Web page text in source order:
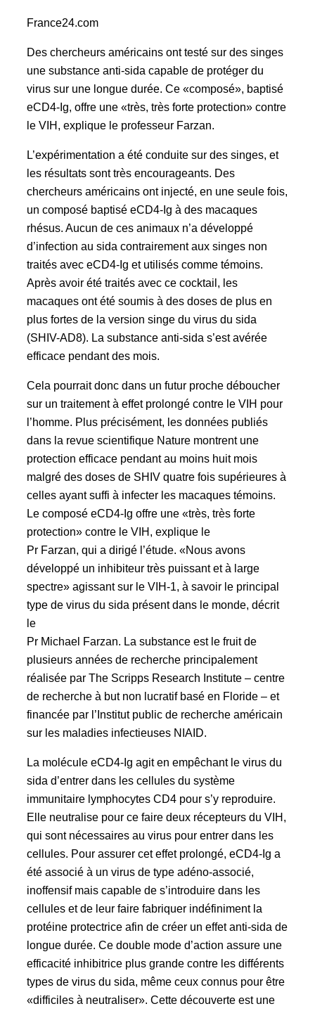
France24.com
Des chercheurs américains ont testé sur des singes
une substance anti-sida capable de protéger du
virus sur une longue durée. Ce «composé», baptisé
eCD4-Ig, offre une «très, très forte protection» contre
le VIH, explique le professeur Farzan.
L’expérimentation a été conduite sur des singes, et
les résultats sont très encourageants. Des
chercheurs américains ont injecté, en une seule fois,
un composé baptisé eCD4-Ig à des macaques
rhésus. Aucun de ces animaux n’a développé
d’infection au sida contrairement aux singes non
traités avec eCD4-Ig et utilisés comme témoins.
Après avoir été traités avec ce cocktail, les
macaques ont été soumis à des doses de plus en
plus fortes de la version singe du virus du sida
(SHIV-AD8). La substance anti-sida s’est avérée
efficace pendant des mois.
Cela pourrait donc dans un futur proche déboucher
sur un traitement à effet prolongé contre le VIH pour
l’homme. Plus précisément, les données publiés
dans la revue scientifique Nature montrent une
protection efficace pendant au moins huit mois
malgré des doses de SHIV quatre fois supérieures à
celles ayant suffi à infecter les macaques témoins.
Le composé eCD4-Ig offre une «très, très forte
protection» contre le VIH, explique le
Pr Farzan, qui a dirigé l’étude. «Nous avons
développé un inhibiteur très puissant et à large
spectre» agissant sur le VIH-1, à savoir le principal
type de virus du sida présent dans le monde, décrit
le
Pr Michael Farzan. La substance est le fruit de
plusieurs années de recherche principalement
réalisée par The Scripps Research Institute – centre
de recherche à but non lucratif basé en Floride – et
financée par l’Institut public de recherche américain
sur les maladies infectieuses NIAID.
La molécule eCD4-Ig agit en empêchant le virus du
sida d’entrer dans les cellules du système
immunitaire lymphocytes CD4 pour s’y reproduire.
Elle neutralise pour ce faire deux récepteurs du VIH,
qui sont nécessaires au virus pour entrer dans les
cellules. Pour assurer cet effet prolongé, eCD4-Ig a
été associé à un virus de type adéno-associé,
inoffensif mais capable de s’introduire dans les
cellules et de leur faire fabriquer indéfiniment la
protéine protectrice afin de créer un effet anti-sida de
longue durée. Ce double mode d’action assure une
efficacité inhibitrice plus grande contre les différents
types de virus du sida, même ceux connus pour être
«difficiles à neutraliser». Cette découverte est une